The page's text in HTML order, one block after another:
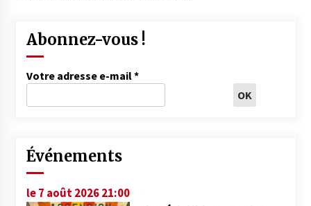
Abonnez-vous !
Votre adresse e-mail*
Événements
le 7 août 2026 21:00